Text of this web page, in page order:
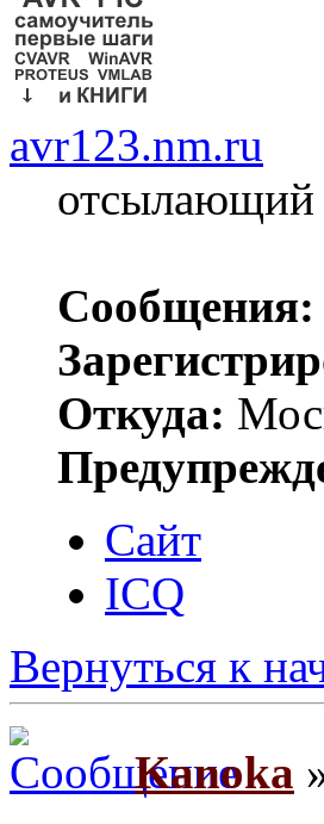
avr123.nm.ru
отсылающий
Сообщения:
Откуда:
Сайт
ICQ
Вернуться к
Kanoka